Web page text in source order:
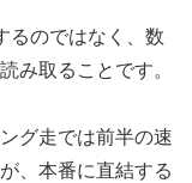
るのではなく、数
み取ることです。
グ走では前半の速
、本番に直結する